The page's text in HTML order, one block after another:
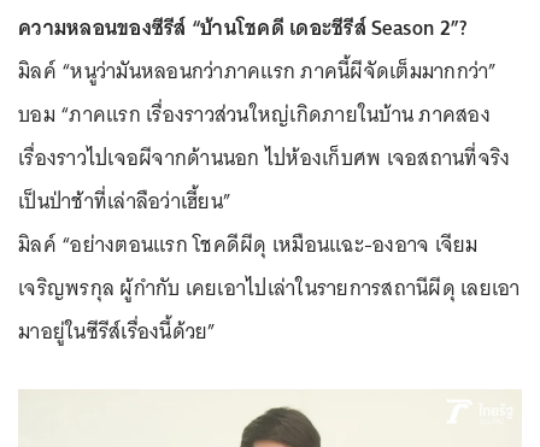
ความหลอนของซีรีส์ “บ้านโชคดี เดอะชีรีส์ Season 2”?
มิลค์ “หนูว่ามันหลอนกว่าภาคแรก ภาคนี้ผีจัดเต็มมากกว่า”
บอม “ภาคแรก เรื่องราวส่วนใหญ่เกิดภายในบ้าน ภาคสอง
เรื่องราวไปเจอผีจากด้านนอก ไปห้องเก็บศพ เจอสถานที่จริง
เป็นป่าช้าที่เล่าลือว่าเฮี้ยน”
มิลค์ “อย่างตอนแรก โชคดีผีดุ เหมือนแฉะ-องอาจ เจียม
เจริญพรกุล ผู้กำกับ เคยเอาไปเล่าในรายการสถานีผีดุ เลยเอา
มาอยู่ในซีรีส์เรื่องนี้ด้วย”